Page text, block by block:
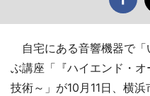
自宅にある音響機器で「
ぶ講座「『ハイエンド・
技術～」が10月11日、横